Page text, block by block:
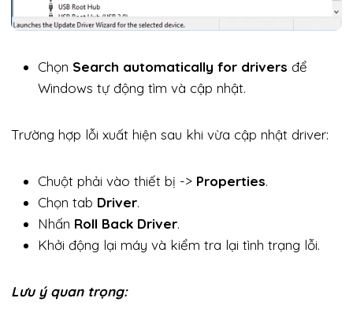
Chọn Search automatically for drivers để
Windows tự động tìm và cập nhật.
Trường hợp lỗi xuất hiện sau khi vừa cập nhật driver:
Chuột phải vào thiết bị -> Properties.
Chọn tab Driver.
Nhấn Roll Back Driver.
Khởi động lại máy và kiểm tra lại tình trạng lỗi.
Lưu ý quan trọng: